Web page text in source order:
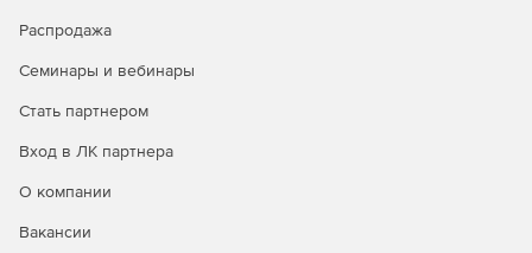
и настраивать платформы Intel для постоянной памяти
Расширенное профилирование с возможностью
Profiler для понимания и оптимизации конфигурации
Распродажа
Семинары и вебинары
Стать партнером
Вход в ЛК партнера
О компании
Вакансии